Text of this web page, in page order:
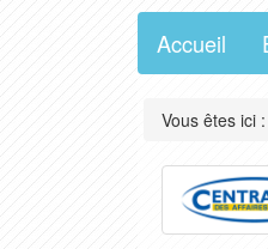
Accueil
Vous êtes ici :